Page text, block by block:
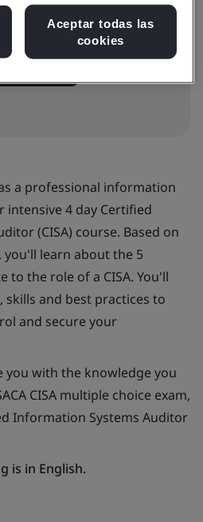
a professional information
4 day Certified
(CISA) course. Based on
learn about the 5
to the role of a CISA. You'll
and best practices to
and secure your
you with the knowledge you
CISA multiple choice exam,
Information Systems Auditor
is in English.
Aceptar todas las
cookies